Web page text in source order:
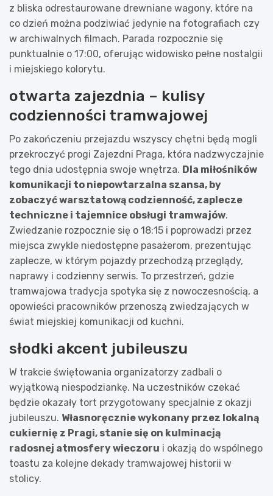
z bliska odrestaurowane drewniane wagony, które na
co dzień można podziwiać jedynie na fotografiach czy
w archiwalnych filmach. Parada rozpocznie się
punktualnie o 17:00, oferując widowisko pełne nostalgii
i miejskiego kolorytu.
otwarta zajezdnia – kulisy
codzienności tramwajowej
Po zakończeniu przejazdu wszyscy chętni będą mogli
przekroczyć progi Zajezdni Praga, która nadzwyczajnie
tego dnia udostępnia swoje wnętrza. Dla miłośników
komunikacji to niepowtarzalna szansa, by
zobaczyć warsztatową codzienność, zaplecze
techniczne i tajemnice obsługi tramwajów.
Zwiedzanie rozpocznie się o 18:15 i poprowadzi przez
miejsca zwykle niedostępne pasażerom, prezentując
zaplecze, w którym pojazdy przechodzą przeglądy,
naprawy i codzienny serwis. To przestrzeń, gdzie
tramwajowa tradycja spotyka się z nowoczesnością, a
opowieści pracowników przenoszą zwiedzających w
świat miejskiej komunikacji od kuchni.
słodki akcent jubileuszu
W trakcie świętowania organizatorzy zadbali o
wyjątkową niespodziankę. Na uczestników czekać
będzie okazały tort przygotowany specjalnie z okazji
jubileuszu. Własnoręcznie wykonany przez lokalną
cukiernię z Pragi, stanie się on kulminacją
radosnej atmosfery wieczoru i okazją do wspólnego
toastu za kolejne dekady tramwajowej historii w
stolicy.